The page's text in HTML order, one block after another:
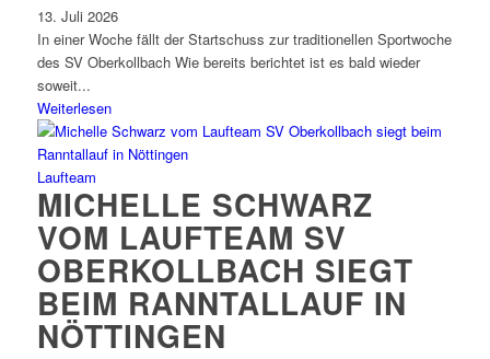
13. Juli 2026
In einer Woche fällt der Startschuss zur traditionellen Sportwoche
des SV Oberkollbach Wie bereits berichtet ist es bald wieder
soweit...
Weiterlesen
Laufteam
MICHELLE SCHWARZ
VOM LAUFTEAM SV
OBERKOLLBACH SIEGT
BEIM RANNTALLAUF IN
NÖTTINGEN